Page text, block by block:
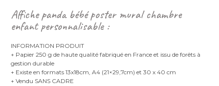
Affiche panda bébé poster mural chambre
enfant personnalisable :
INFORMATION PRODUIT
+ Papier 250 g de haute qualité fabriqué en France et issu de forêts à
gestion durable
+ Existe en formats 13x18cm, A4 (21×29,7cm) et 30 x 40 cm
+ Vendu SANS CADRE